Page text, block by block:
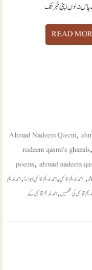
نہ لوں اپنی خبر تک
READ
Ahmad Nadeem Qasmi,
nadeem qasmi's ghazals,
poems, ahmad nadeem
,احمد ندیم قاسمی,احمد ندیم قاسمی ایوارڈ,احمد ندیم
قاسمی کی نظمیں,احمد ندیم قاسمی کے